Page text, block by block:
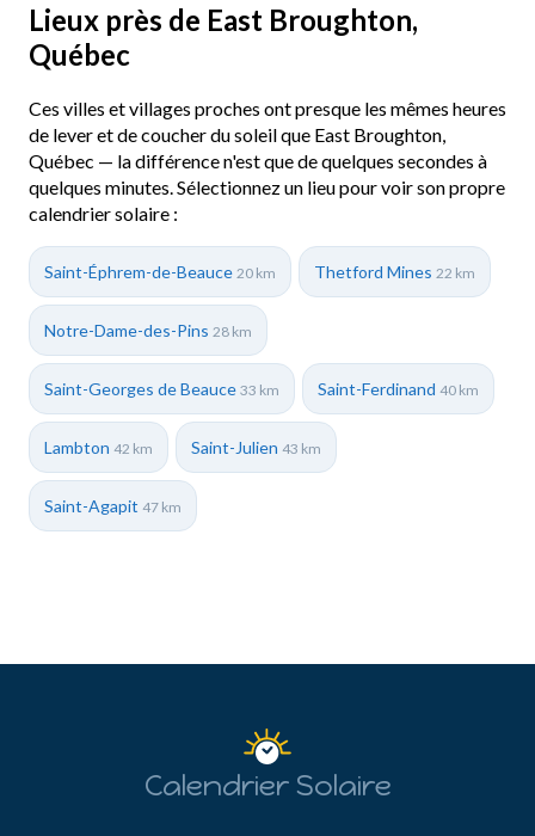
Lieux près de East Broughton,
Québec
Ces villes et villages proches ont presque les mêmes heures
de lever et de coucher du soleil que East Broughton,
Québec — la différence n'est que de quelques secondes à
quelques minutes. Sélectionnez un lieu pour voir son propre
calendrier solaire :
Saint-Éphrem-de-Beauce 20 km Thetford Mines 22 km
Notre-Dame-des-Pins 28 km
Saint-Georges de Beauce 33 km Saint-Ferdinand 40 km
Lambton 42 km Saint-Julien 43 km
Saint-Agapit 47 km
Calendrier Solaire